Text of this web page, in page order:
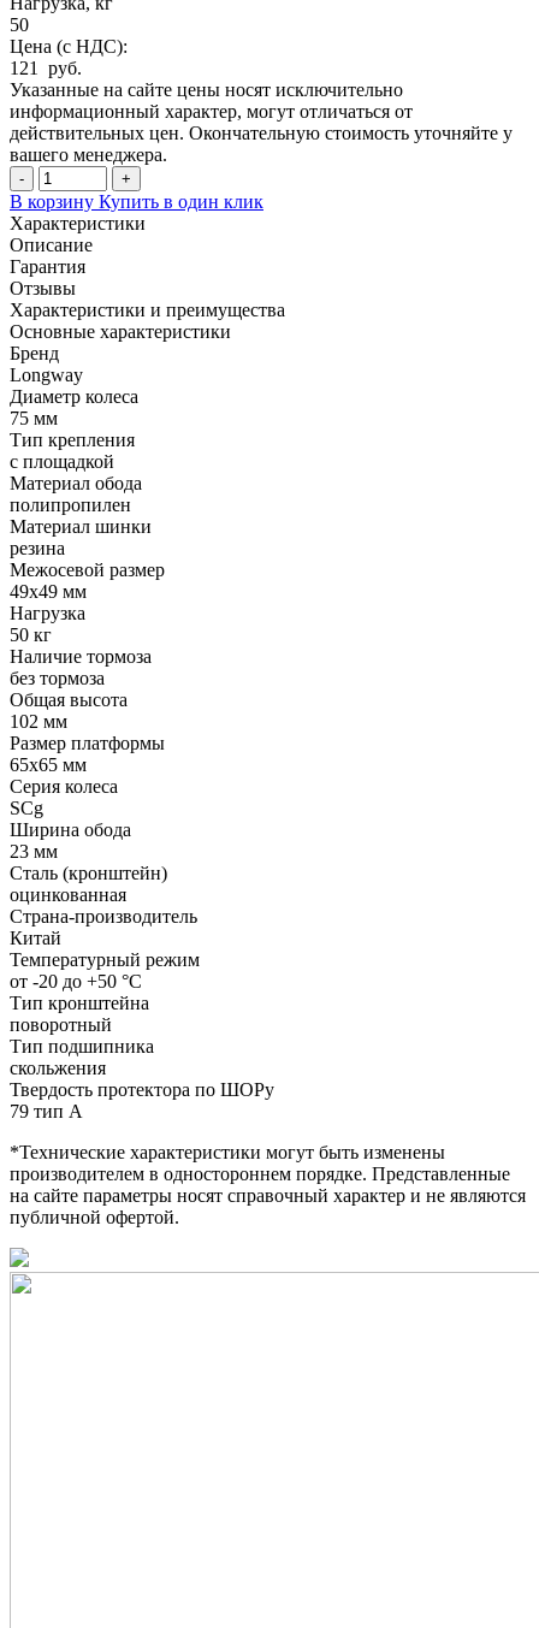
50
Цена (с НДС):
121 руб.
Указанные на сайте цены носят исключительно
информационный характер, могут отличаться от
действительных цен. Окончательную стоимость уточняйте у
вашего менеджера.
- +
В корзину Купить в один клик
Характеристики
Описание
Гарантия
Отзывы
Характеристики и преимущества
Основные характеристики
Бренд
Longway
Диаметр колеса
75 мм
Тип крепления
с площадкой
Материал обода
полипропилен
Материал шинки
резина
Межосевой размер
49x49 мм
Нагрузка
50 кг
Наличие тормоза
без тормоза
Общая высота
102 мм
Размер платформы
65x65 мм
Серия колеса
SCg
Ширина обода
23 мм
Сталь (кронштейн)
оцинкованная
Страна-производитель
Китай
Температурный режим
от -20 до +50 °С
Тип кронштейна
поворотный
Тип подшипника
скольжения
Твердость протектора по ШОРу
79 тип А
*Технические характеристики могут быть изменены
производителем в одностороннем порядке. Представленные
на сайте параметры носят справочный характер и не являются
публичной офертой.